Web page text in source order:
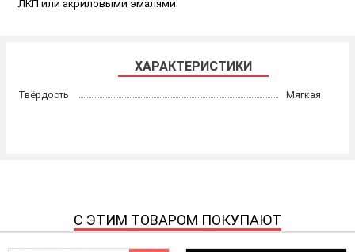
ЛКП или акриловыми эмалями.
ХАРАКТЕРИСТИКИ
Твёрдость Мягкая
С ЭТИМ ТОВАРОМ ПОКУПАЮТ